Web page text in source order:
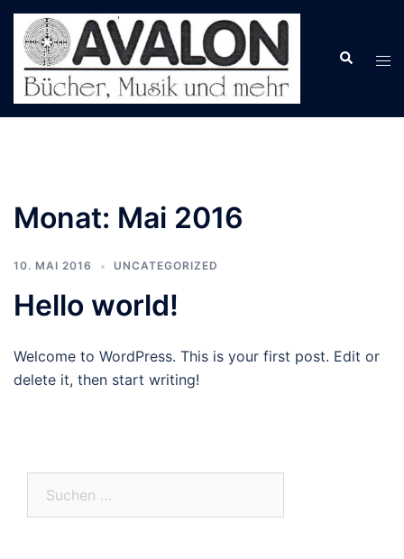
Zum
Inhalt
springen
Monat: Mai 2016
10. MAI 2016 UNCATEGORIZED
Hello world!
Welcome to WordPress. This is your first post. Edit or
delete it, then start writing!